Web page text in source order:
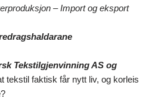
– Import og eksport
Tekstilgjenvinning AS og
tekstil faktisk får nytt liv, og korleis